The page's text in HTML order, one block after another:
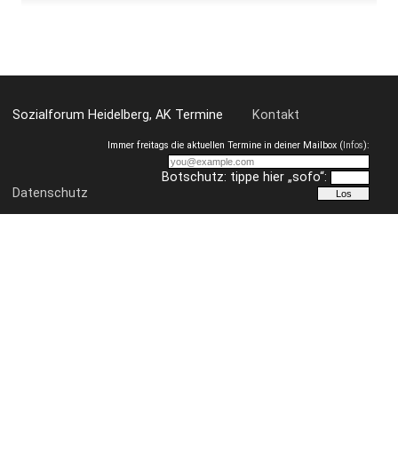
Sozialforum Heidelberg, AK Termine Kontakt
Datenschutz
Immer freitags die aktuellen Termine in deiner Mailbox (Infos):
Botschutz: tippe hier „sofo“: